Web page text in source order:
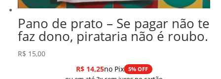
Pano de prato – Se pagar não te
faz dono, pirataria não é roubo.
R$ 15,00
R$14,25no Pix 5% OFF